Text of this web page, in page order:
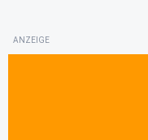
ANZEIGE